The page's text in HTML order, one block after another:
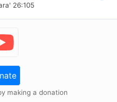
26:105
making a donation